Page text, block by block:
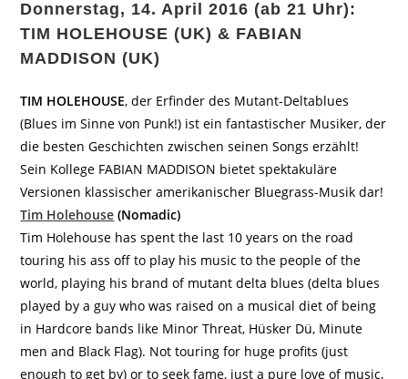
Donnerstag, 14. April 2016 (ab 21 Uhr):
TIM HOLEHOUSE (UK) & FABIAN
MADDISON (UK)
TIM HOLEHOUSE, der Erfinder des Mutant-Deltablues
(Blues im Sinne von Punk!) ist ein fantastischer Musiker, der
die besten Geschichten zwischen seinen Songs erzählt!
Sein Kollege FABIAN MADDISON bietet spektakuläre
Versionen klassischer amerikanischer Bluegrass-Musik dar!
Tim Holehouse (Nomadic)
Tim Holehouse has spent the last 10 years on the road
touring his ass off to play his music to the people of the
world, playing his brand of mutant delta blues (delta blues
played by a guy who was raised on a musical diet of being
in Hardcore bands like Minor Threat, Hüsker Dü, Minute
men and Black Flag). Not touring for huge profits (just
enough to get by) or to seek fame, just a pure love of music,